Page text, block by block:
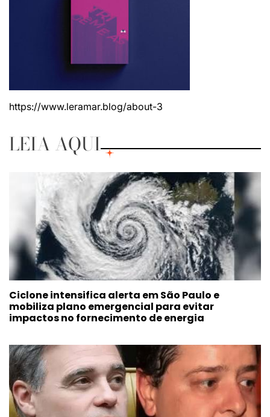
https://www.leramar.blog/about-3
LEIA AQUI
Ciclone intensifica alerta em São Paulo e
mobiliza plano emergencial para evitar
impactos no fornecimento de energia